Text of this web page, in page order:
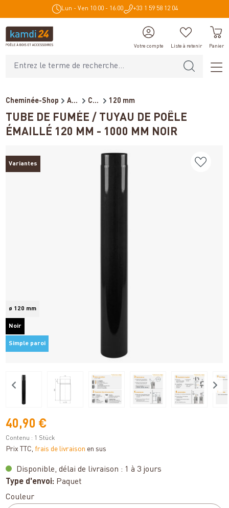
principal Lun - Ven 10:00 - 16:00 +33 1 59 58 12 04
Votre compte Liste à retenir Panier
Cheminée-Shop Accessoires de cheminée Conduits de fumée pour poêl... 120 mm
TUBE DE FUMÉE / TUYAU DE POÊLE
ÉMAILLÉ 120 MM - 1000 MM NOIR
Variantes
ø 120 mm
Noir
Simple paroi
40,90 €
Contenu : 1 Stück
Prix TTC, frais de livraison en sus
Disponible, délai de livraison : 1 à 3 jours
Type d'envoi: Paquet
Sélectionnez
Couleur